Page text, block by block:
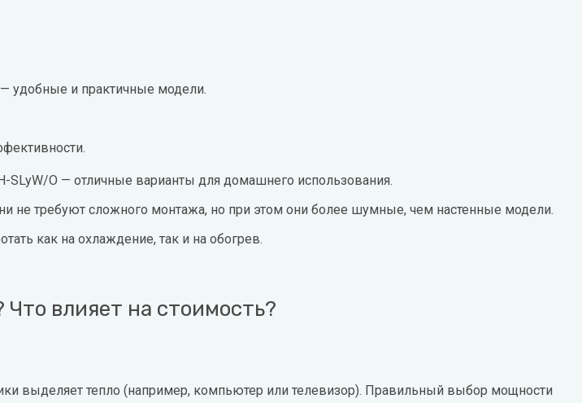
— удобные и практичные модели.
SLyW/O — отличные варианты для домашнего использования.
не требуют сложного монтажа, но при этом они более шумные, чем настенные модели.
как на охлаждение, так и на обогрев.
влияет на стоимость?
выделяет тепло (например, компьютер или телевизор). Правильный выбор мощности